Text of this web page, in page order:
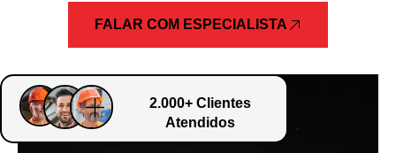
FALAR COM ESPECIALISTA
2.000+ Clientes
Atendidos